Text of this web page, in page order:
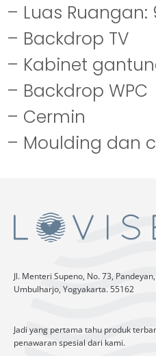
– Luas Ruangan:
– Backdrop TV
– Kabinet
– Backdrop WPC
– Cermin
– Moulding dan
Jl. Menteri Supeno, No. 73, Pandeyan,
Umbulharjo, Yogyakarta. 55162
Jadi yang pertama tahu produk
penawaran spesial dari kami.